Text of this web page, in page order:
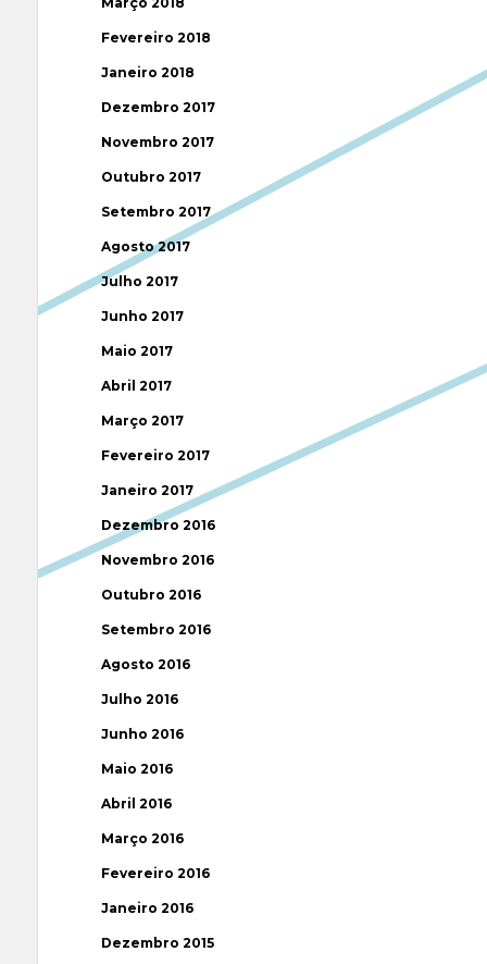
Fevereiro 2018
Janeiro 2018
Dezembro 2017
Novembro 2017
Outubro 2017
Setembro 2017
Agosto 2017
Julho 2017
Junho 2017
Maio 2017
Abril 2017
Março 2017
Fevereiro 2017
Janeiro 2017
Dezembro 2016
Novembro 2016
Outubro 2016
Setembro 2016
Agosto 2016
Julho 2016
Junho 2016
Maio 2016
Abril 2016
Março 2016
Fevereiro 2016
Janeiro 2016
Dezembro 2015